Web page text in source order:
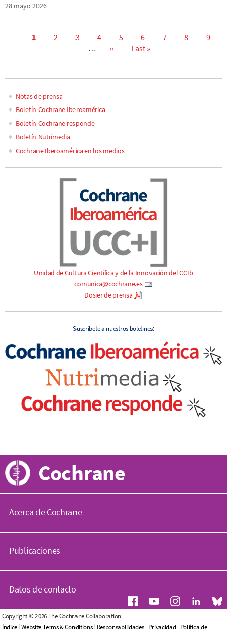
28 mayo 2026
Current
1 Página
2 Página
3 Página
4 Página
5 Página
6 Página
7 Página
8
9
…
Next
››
Last
Last »
Main
navigation
Notas de prensa
Boletín Cochrane Iberoamérica
Boletín Cochrane responde
Boletín Nutrimedia
Cochrane Iberoamérica en los medios
Unidad de Cultura Científica y de la Innovación del CCIb
comunica@cochrane.es
Dosier de prensa
Suscríbete a nuestros boletines:
Cochrane
Acerca de Cochrane
o
h
a
n
.
o
Publicaciones
i
l
i
o
Datos de contacto
C
o
Copyright © 2026 The Cochrane Collaboration
Índice |Website Terms & Conditions| Responsabilidades| Privacidad| Política de